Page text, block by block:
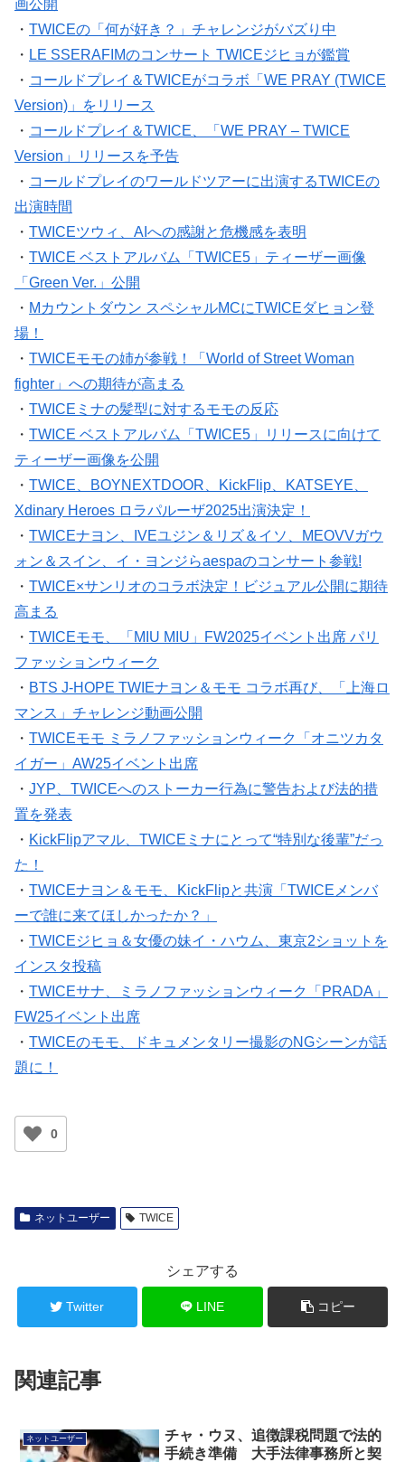
画公開
・ TWICEの「何が好き？」チャレンジがバズり中
・ LE SSERAFIMのコンサート TWICEジヒョが鑑賞
・ コールドプレイ＆TWICEがコラボ「WE PRAY (TWICE
Version)」をリリース
・ コールドプレイ＆TWICE、「WE PRAY – TWICE
Version」リリースを予告
・ コールドプレイのワールドツアーに出演するTWICEの
出演時間
・ TWICEツウィ、AIへの感謝と危機感を表明
・ TWICE ベストアルバム「TWICE5」ティーザー画像
「Green Ver.」公開
・ Mカウントダウン スペシャルMCにTWICEダヒョン登
場！
・ TWICEモモの姉が参戦！「World of Street Woman
fighter」への期待が高まる
・ TWICEミナの髪型に対するモモの反応
・ TWICE ベストアルバム「TWICE5」リリースに向けて
ティーザー画像を公開
・ TWICE、BOYNEXTDOOR、KickFlip、KATSEYE、
Xdinary Heroes ロラパルーザ2025出演決定！
・ TWICEナヨン、IVEユジン＆リズ＆イソ、MEOVVガウ
ォン＆スイン、イ・ヨンジらaespaのコンサート参戦!
・ TWICE×サンリオのコラボ決定！ビジュアル公開に期待
高まる
・ TWICEモモ、「MIU MIU」FW2025イベント出席 パリ
ファッションウィーク
・ BTS J-HOPE TWIEナヨン＆モモ コラボ再び、「上海ロ
マンス」チャレンジ動画公開
・ TWICEモモ ミラノファッションウィーク「オニツカタ
イガー」AW25イベント出席
・ JYP、TWICEへのストーカー行為に警告および法的措
置を発表
・ KickFlipアマル、TWICEミナにとって“特別な後輩”だっ
た！
・ TWICEナヨン＆モモ、KickFlipと共演「TWICEメンバ
ーで誰に来てほしかったか？」
・ TWICEジヒョ＆女優の妹イ・ハウム、東京2ショットを
インスタ投稿
・ TWICEサナ、ミラノファッションウィーク「PRADA」
FW25イベント出席
・ TWICEのモモ、ドキュメンタリー撮影のNGシーンが話
題に！
0
ネットユーザー TWICE
シェアする
Twitter LINE コピー
関連記事
ネットユーザー
チャ・ウヌ、追徴課税問題で法的
手続き準備 大手法律事務所と契